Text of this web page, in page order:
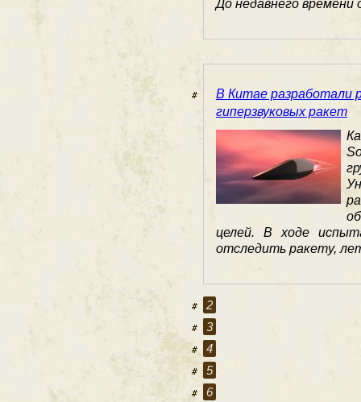
До недавнего времени
В Китае разработали
гиперзвуковых ракет
целей. В ходе
отследить ракету,
2
3
4
5
6